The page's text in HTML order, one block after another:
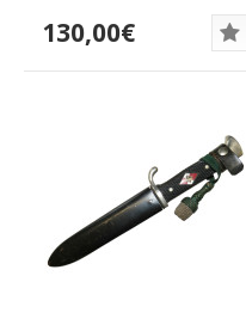
130,00€